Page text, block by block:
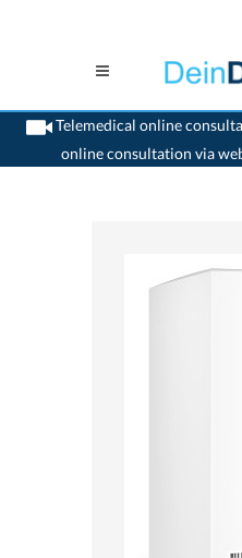
Telemedical online
online consultation via
>Home>medikamente-online>